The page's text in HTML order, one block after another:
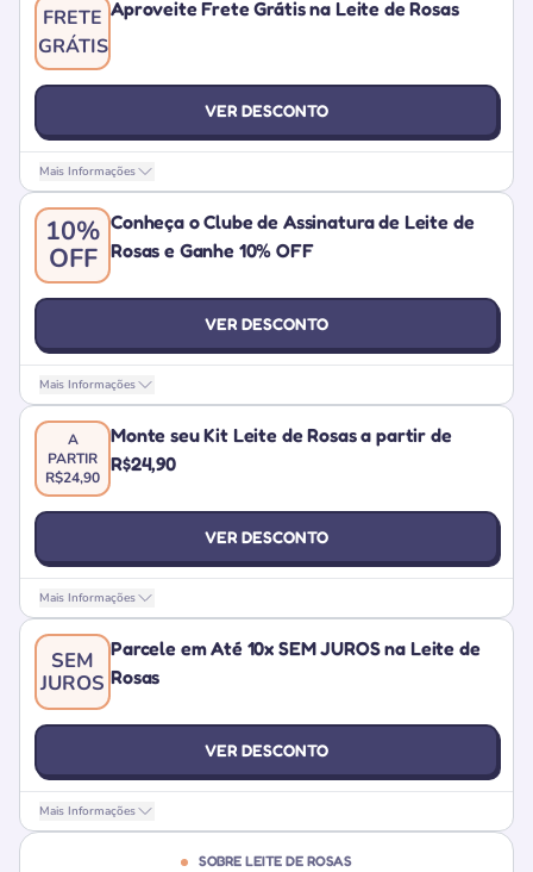
FRETE
GRÁTIS
Aproveite Frete Grátis na Leite de Rosas
VER DESCONTO
Mais Informações
10%
OFF
Conheça o Clube de Assinatura de Leite de
Rosas e Ganhe 10% OFF
VER DESCONTO
Mais Informações
A
PARTIR
R$24,90
Monte seu Kit Leite de Rosas a partir de
R$24,90
VER DESCONTO
Mais Informações
SEM
JUROS
Parcele em Até 10x SEM JUROS na Leite de
Rosas
VER DESCONTO
Mais Informações
SOBRE LEITE DE ROSAS